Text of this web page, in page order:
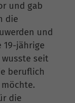
und gab
die
und
19-jährige
seit
beruflich
möchte.
die